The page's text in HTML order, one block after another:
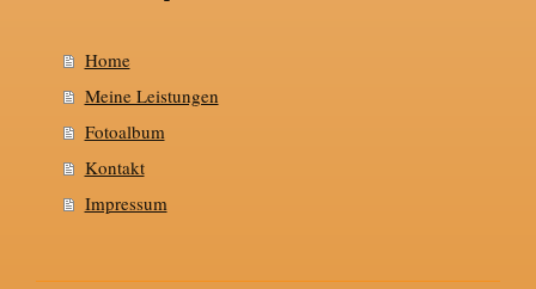
Home
Meine Leistungen
Fotoalbum
Kontakt
Impressum